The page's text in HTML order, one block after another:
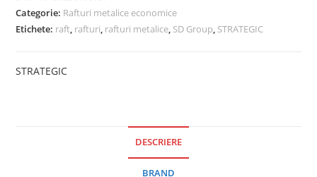
Categorie: Rafturi metalice economice
Etichete: raft, rafturi, rafturi metalice, SD Group, STRATEGIC
STRATEGIC
DESCRIERE
BRAND